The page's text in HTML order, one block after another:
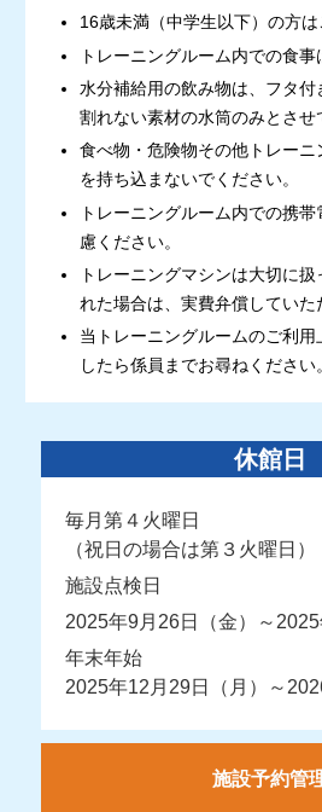
16歳未満（中学生以下）の方は
トレーニングルーム内での食事
水分補給用の飲み物は、フタ付
割れない素材の水筒のみとさせ
食べ物・危険物その他トレー
を持ち込まないでください。
トレーニングルーム内での携
慮ください。
トレーニングマシンは大切に
れた場合は、実費弁償していた
当トレーニングルームのご利用
したら係員までお尋ねください。
休館日
毎月第４火曜日
（祝日の場合は第３火曜日）
施設点検日
2025年9月26日（金）～2025
年末年始
2025年12月29日（月）～
施設予約管